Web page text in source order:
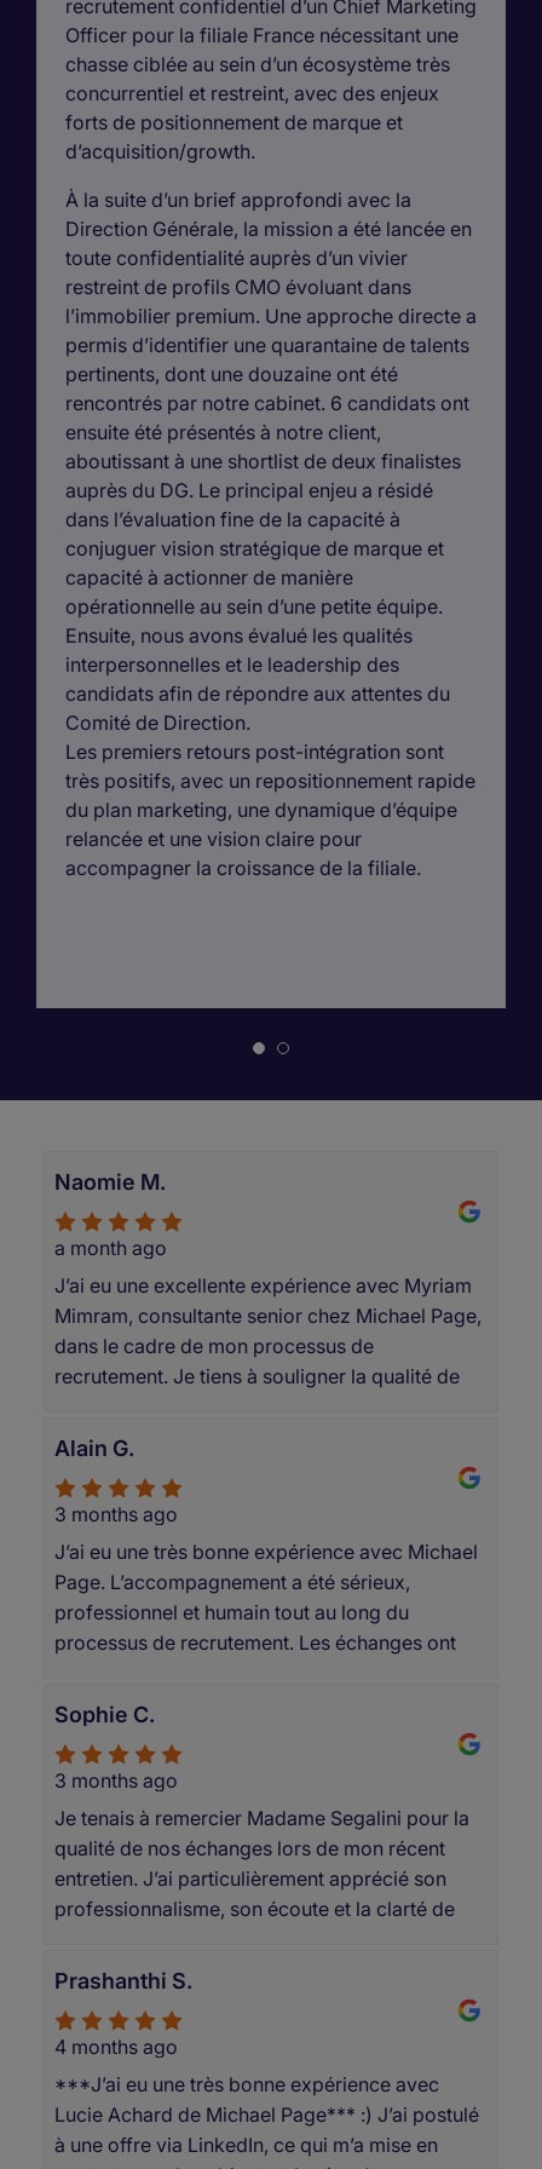
recrutement confidentiel d’un Chief Marketing
Officer pour la filiale France nécessitant une
chasse ciblée au sein d’un écosystème très
concurrentiel et restreint, avec des enjeux
forts de positionnement de marque et
d’acquisition/growth.
À la suite d’un brief approfondi avec la
Direction Générale, la mission a été lancée en
toute confidentialité auprès d’un vivier
restreint de profils CMO évoluant dans
l’immobilier premium. Une approche directe a
permis d’identifier une quarantaine de talents
pertinents, dont une douzaine ont été
rencontrés par notre cabinet. 6 candidats ont
ensuite été présentés à notre client,
aboutissant à une shortlist de deux finalistes
auprès du DG. Le principal enjeu a résidé
dans l’évaluation fine de la capacité à
conjuguer vision stratégique de marque et
capacité à actionner de manière
opérationnelle au sein d’une petite équipe.
Ensuite, nous avons évalué les qualités
interpersonnelles et le leadership des
candidats afin de répondre aux attentes du
Comité de Direction.
Les premiers retours post-intégration sont
très positifs, avec un repositionnement rapide
du plan marketing, une dynamique d’équipe
relancée et une vision claire pour
accompagner la croissance de la filiale.
Naomie M.
a month ago
J’ai eu une excellente expérience avec Myriam
Mimram, consultante senior chez Michael Page,
dans le cadre de mon processus de
recrutement. Je tiens à souligner la qualité de
processus. Myriam a su faire preuve d’un grand
régulier et sa capacité à m’accompagner avec
justesse ont été particulièrement appréciables.
Le processus a été assez long, mais Myriam a
toujours été présente, disponible et rassurante à
chaque étape. Elle a su instaurer une relation de
confiance, ce qui m’a permis d’avancer
mon recrutement. Je la remercie sincèrement
pour son accompagnement de qualité et la
recommande sans hésitation.
Alain G.
3 months ago
J’ai eu une très bonne expérience avec Michael
Page. L’accompagnement a été sérieux,
professionnel et humain tout au long du
processus de recrutement. Les échanges ont
vraie écoute de mon parcours, de mes attentes
et de mes contraintes. J’ai particulièrement
apprécié la qualité du suivi, la transparence des
informations transmises et le sérieux dans la
mise en relation avec l’entreprise. C’est un
cabinet de recrutement que je recommande
pour son professionnalisme et la qualité de son
accompagnement.
Sophie C.
3 months ago
Je tenais à remercier Madame Segalini pour la
qualité de nos échanges lors de mon récent
entretien. J’ai particulièrement apprécié son
professionnalisme, son écoute et la clarté de
Cela a rendu l’expérience très agréable et
souligné. Merci encore pour votre
accompagnement.
Prashanthi S.
4 months ago
***J’ai eu une très bonne expérience avec
Lucie Achard de Michael Page*** :) J’ai postulé
à une offre via LinkedIn, ce qui m’a mise en